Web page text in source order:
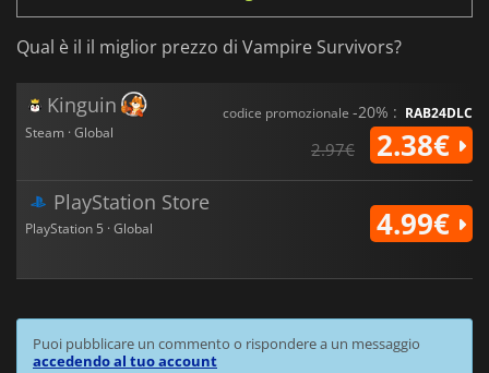
Qual è il il miglior prezzo di Vampire Survivors?
Kinguin
Steam · Global
codice promozionale -20% : RAB24DLC
2.97€ 2.38€
PlayStation Store
PlayStation 5 · Global 4.99€
Puoi pubblicare un commento o rispondere a un messaggio
accedendo al tuo account